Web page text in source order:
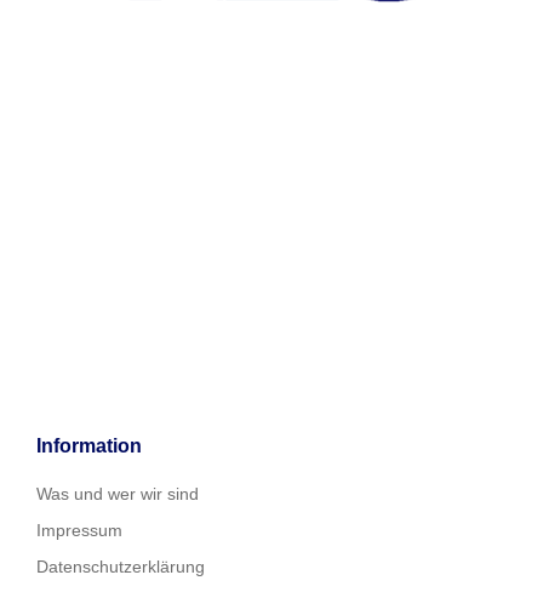
Information
Was und wer wir sind
Impressum
Datenschutzerklärung